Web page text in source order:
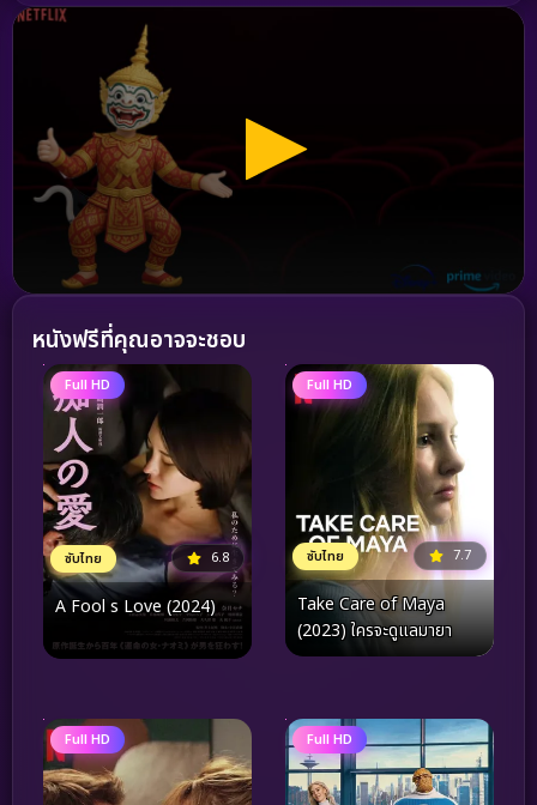
หนังฟรีที่คุณอาจจะชอบ
Full HD
ซับไทย 6.8
A Fool s Love (2024)
Full HD
ซับไทย 7.7
Take Care of Maya
(2023) ใครจะดูแลมายา
Full HD Full HD